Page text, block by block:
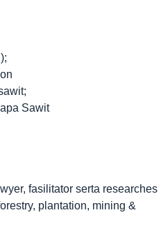
Sawit
fasilitator serta researches
plantation, mining &